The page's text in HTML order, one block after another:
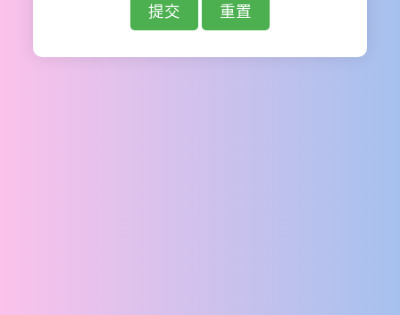
提交 重置